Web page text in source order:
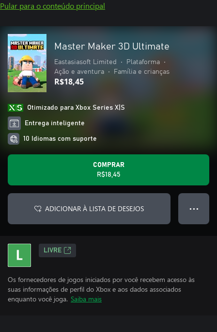
Pular para o conteúdo principal
Master Maker 3D Ultimate
Eastasiasoft Limited • Plataforma
•
Ação e aventura
• Família e crianças
R$18,45
Otimizado para Xbox Series X|S
Entrega inteligente
10 Idiomas com suporte
COMPRAR
R$18,45
ADICIONAR À LISTA DE DESEJOS ● ● ●
LIVRE
Os fornecedores de jogos iniciados por você recebem acesso às
suas informações de perfil do Xbox e aos dados associados
enquanto você joga. Saiba mais